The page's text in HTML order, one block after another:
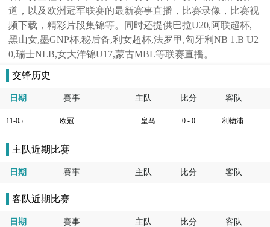
道，以及欧洲冠军联赛的最新赛事直播，比赛录像，比赛视
频下载，精彩片段集锦等。同时还提供巴拉U20,阿联超杯,
黑山女,墨GNP杯,秘后备,利女超杯,法罗甲,匈牙利NB 1.B U2
0,瑞士NLB,女大洋锦U17,蒙古MBL等联赛直播。
交锋历史
日期 賽事 主队 比分 客队
11-05 欧冠 皇马 0 - 0 利物浦
主队近期比赛
日期 賽事 主队 比分 客队
客队近期比赛
日期 賽事 主队 比分 客队